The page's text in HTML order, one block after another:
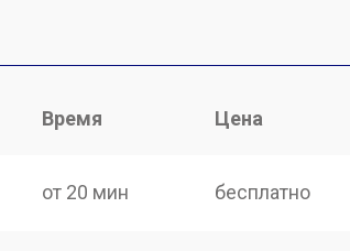
Время Цена
от 20 мин бесплатно